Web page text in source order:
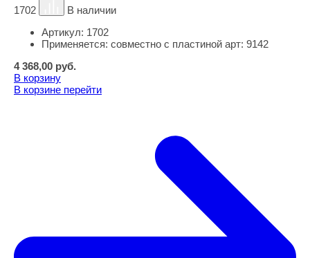
1702
В наличии
Артикул: 1702
Применяется: совместно с пластиной арт: 9142
4 368,00 руб.
В корзину
В корзине перейти